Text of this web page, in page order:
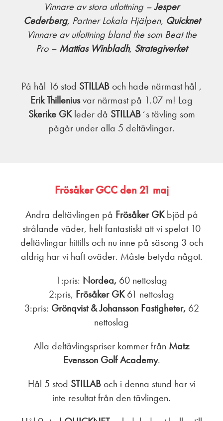
Vinnare av stora utlottning –Jesper
Cederberg, Partner Lokala Hjälpen, Quicknet
Vinnare av utlottning bland the som Beat the
Pro – Mattias Winbladh, Strategiverket
På hål 16 stod STILLAB och hade närmast hål ,
Erik Thilleniusvar närmast på 1.07 m! Lag
Skerike GKleder då STILLAB´s tävling som
pågår under alla 5 deltävlingar.
Frösåker GCC den 21 maj
Andra deltävlingen på Frösåker GKbjöd på
strålande väder, helt fantastiskt att vi spelat 10
deltävlingar hittills och nu inne på säsong 3 och
aldrig har vi haft oväder. Måste betyda något.
1:pris: Nordea, 60 nettoslag
2:pris, Frösåker GK61 nettoslag
3:pris: Grönqvist & Johansson Fastigheter, 62
nettoslag
Alla deltävlingspriser kommer från Matz
Evensson Golf Academy.
Hål 5 stod STILLABoch i denna stund har vi
inte resultat från den tävlingen.